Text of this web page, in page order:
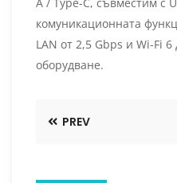
комуникационната
LAN от 2,5 Gbps и Wi-Fi
оборудване.
PREV